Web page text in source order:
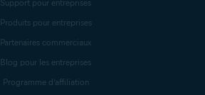
Support pour entreprises
Produits pour entreprises
Partenaires commerciaux
Blog pour les entreprises
Programme d’affiliation